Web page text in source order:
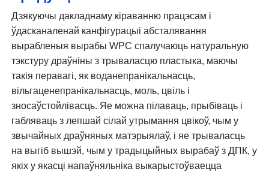
Дзякуючы дакладнаму кіраванню працэсам і
ўдасканаленай канфігурацыі абсталявання
вырабленыя вырабы WPC спалучаюць натуральную
тэкстуру драўніны з трываласцю пластыка, маючы
такія перавагі, як воданепранікальнасць,
вільгаценепранікальнасць, моль, цвіль і
зносаўстойлівасць. Яе можна пілаваць, прыбіваць і
габляваць з лепшай сілай утрымання цвікоў, чым у
звычайных драўняных матэрыялаў, і яе трываласць
на выгіб вышэй, чым у традыцыйных вырабаў з ДПК, у
якіх у якасці напаўняльніка выкарыстоўваецца